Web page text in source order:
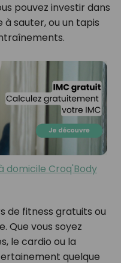
pouvez investir dans
sauter, ou un tapis
domicile Croq'Body
de fitness gratuits ou
Que vous soyez
le cardio ou la
quelque